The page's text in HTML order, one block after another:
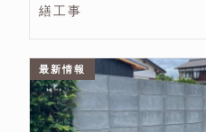
繕工事
最新情報